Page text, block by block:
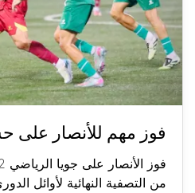
فوز مهم للأنصار على
من التصفية النهائية لأوائل